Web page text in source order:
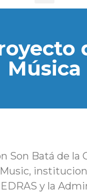
Música
Son Batá de la
y la